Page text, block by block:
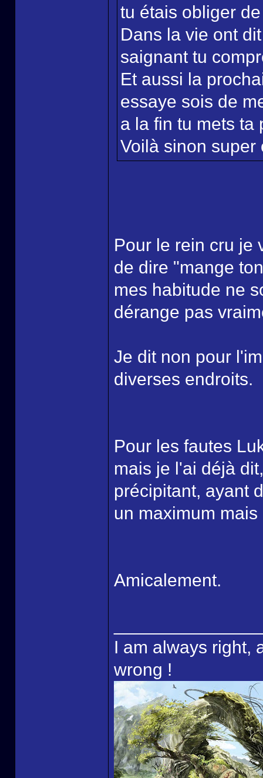
tu étais obliger
Dans la vie ont
saignant tu
Et aussi la
essaye sois de
a la fin tu mets ta
Voilà sinon super
Pour le rein cru je
de dire "mange
mes habitude ne
dérange pas
Je dit non pour
diverses endroits.
Pour les fautes
mais je l'ai déjà
précipitant, ayant
un maximum
Amicalement.
I am always right,
wrong !